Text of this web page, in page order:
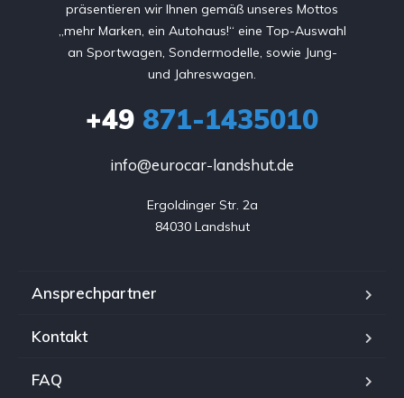
präsentieren wir Ihnen gemäß unseres Mottos
„mehr Marken, ein Autohaus!“ eine Top-Auswahl
an Sportwagen, Sondermodelle, sowie Jung-
und Jahreswagen.
+49 871-1435010
info@eurocar-landshut.de
Ergoldinger Str. 2a
84030 Landshut
Ansprechpartner
Kontakt
FAQ